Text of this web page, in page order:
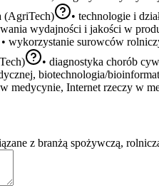
(AgriTech)
• technologie i
wydajności i jakości w
wykorzystanie surowców
• diagnostyka chorób
biotechnologia/
medycynie, Internet rzeczy w
z branżą spożywczą,